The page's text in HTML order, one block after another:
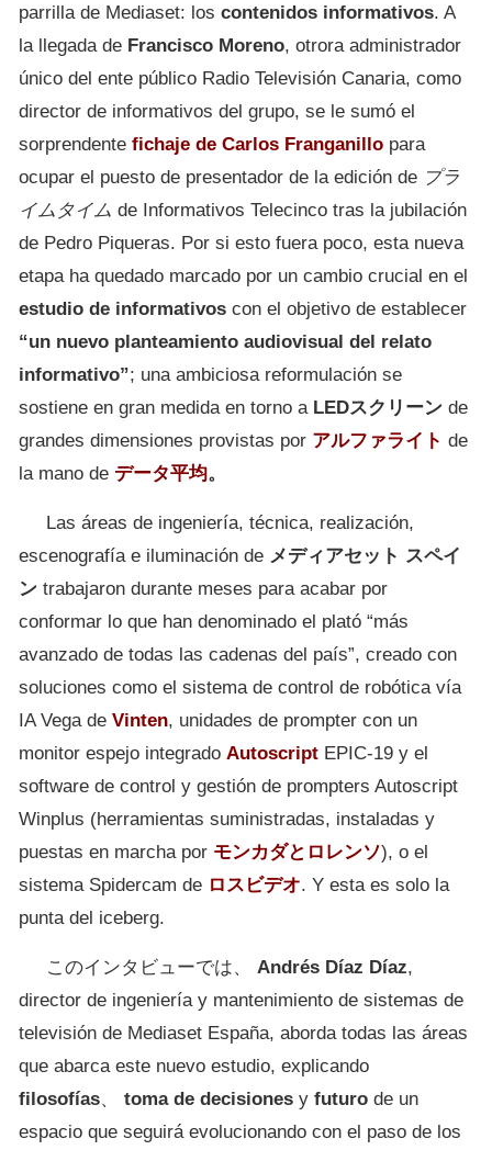
parrilla de Mediaset: los contenidos informativos. A
la llegada de Francisco Moreno, otrora administrador
único del ente público Radio Televisión Canaria, como
director de informativos del grupo, se le sumó el
sorprendente fichaje de Carlos Franganillo para
ocupar el puesto de presentador de la edición de プラ
イムタイム de Informativos Telecinco tras la jubilación
de Pedro Piqueras. Por si esto fuera poco, esta nueva
etapa ha quedado marcado por un cambio crucial en el
estudio de informativos con el objetivo de establecer
“un nuevo planteamiento audiovisual del relato
informativo”; una ambiciosa reformulación se
sostiene en gran medida en torno a LEDスクリーン de
grandes dimensiones provistas por アルファライト de
la mano de データ平均。
Las áreas de ingeniería, técnica, realización,
escenografía e iluminación de メディアセット スペイ
ン trabajaron durante meses para acabar por
conformar lo que han denominado el plató “más
avanzado de todas las cadenas del país”, creado con
soluciones como el sistema de control de robótica vía
IA Vega de Vinten, unidades de prompter con un
monitor espejo integrado Autoscript EPIC-19 y el
software de control y gestión de prompters Autoscript
Winplus (herramientas suministradas, instaladas y
puestas en marcha por モンカダとロレンソ), o el
sistema Spidercam de ロスビデオ. Y esta es solo la
punta del iceberg.
このインタビューでは、 Andrés Díaz Díaz,
director de ingeniería y mantenimiento de sistemas de
televisión de Mediaset España, aborda todas las áreas
que abarca este nuevo estudio, explicando
filosofías、 toma de decisiones y futuro de un
espacio que seguirá evolucionando con el paso de los